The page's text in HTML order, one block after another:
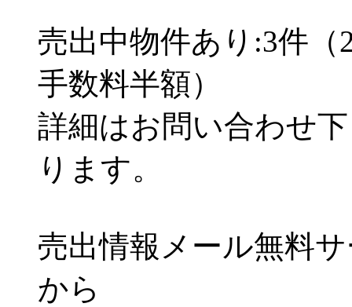
売出中物件あり:3件
手数料半額）
詳細はお問い合わせ
ります。
売出情報メール無料
から